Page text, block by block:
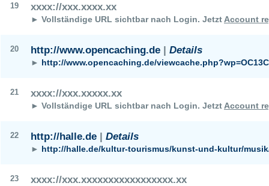
19 xxxx://xxx.xxxx.xx
► Vollständige URL sichtbar nach Login. Jetzt Account
20 http://www.opencaching.de | Details
► http://www.opencaching.de/
21 xxxx://xxx.xxxxx.xx
► Vollständige URL sichtbar nach Login. Jetzt Account
22 http://halle.de | Details
► http://halle.de/kultur-tourismus/kunst-und-kultur/
23 xxxx://xxx.xxxxxxxxxxxxxxxxx.xx